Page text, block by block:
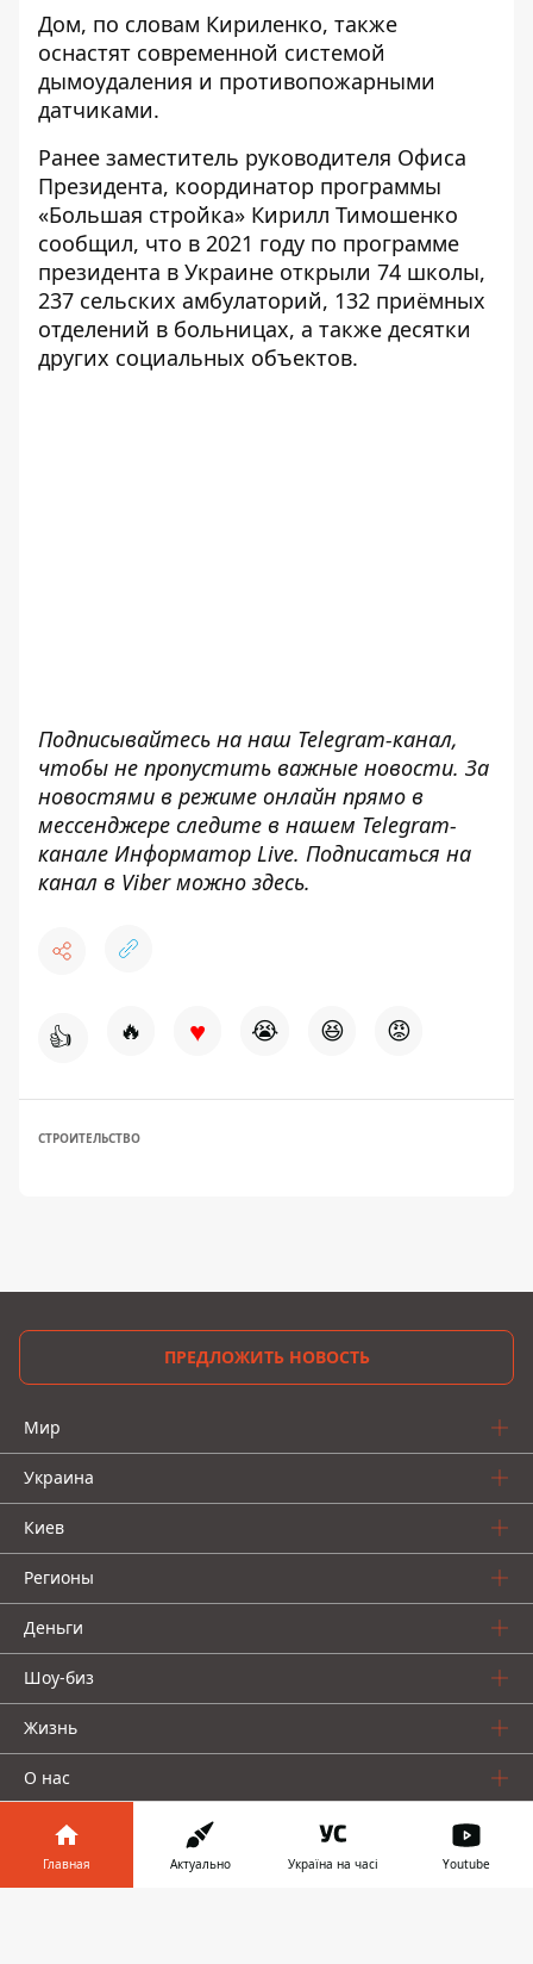
Дом, по словам Кириленко, также
оснастят современной системой
дымоудаления и противопожарными
датчиками.
Ранее заместитель руководителя Офиса
Президента, координатор программы
«Большая стройка» Кирилл Тимошенко
сообщил, что в 2021 году по программе
президента в Украине открыли 74 школы,
237 сельских амбулаторий, 132 приёмных
отделений в больницах, а также десятки
других социальных объектов.
Подписывайтесь на наш Telegram-канал,
чтобы не пропустить важные новости. За
новостями в режиме онлайн прямо в
мессенджере следите в нашем Telegram-
канале Информатор Live. Подписаться на
канал в Viber можно здесь.
👍 🔥 ♥ 😭 😆 😡
СТРОИТЕЛЬСТВО
ПРЕДЛОЖИТЬ НОВОСТЬ
Мир
Украина
Киев
Регионы
Деньги
Шоу-биз
Жизнь
О нас
Главная Актуально Україна на часі Youtube